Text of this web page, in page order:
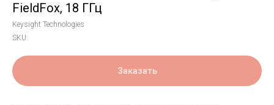
FieldFox, 18 ГГц
Keysight Technologies
SKU:
Заказать